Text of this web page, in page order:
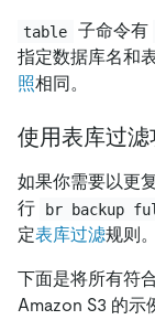
table 子命令有
指定数据库名和
照相同。
使用表库过
如果你需要以更
行
br backup
定表库过滤规则。
下面是将所有符
Amazon S3 的示